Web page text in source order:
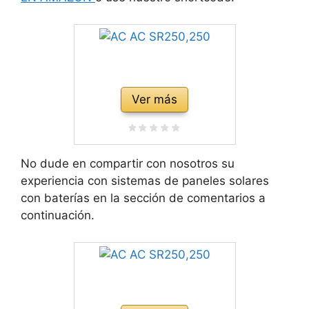
Ver más
No dude en compartir con nosotros su
experiencia con sistemas de paneles solares
con baterías en la sección de comentarios a
continuación.